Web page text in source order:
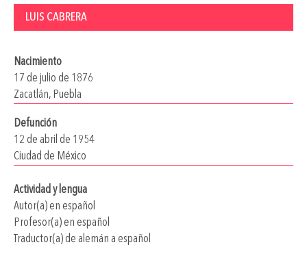
LUIS CABRERA
Nacimiento
17 de julio de 1876
Zacatlán, Puebla
Defunción
12 de abril de 1954
Ciudad de México
Actividad y lengua
Autor(a) en español
Profesor(a) en español
Traductor(a) de alemán a español